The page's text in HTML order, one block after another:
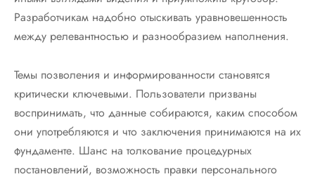
Разработчикам надобно отыскивать уравновешенность
между релевантностью и разнообразием наполнения.
Темы позволения и информированности становятся
критически ключевыми. Пользователи призваны
воспринимать, что данные собираются, каким способом
они употребляются и что заключения принимаются на их
фундаменте. Шанс на толкование процедурных
постановлений, возможность правки персонального